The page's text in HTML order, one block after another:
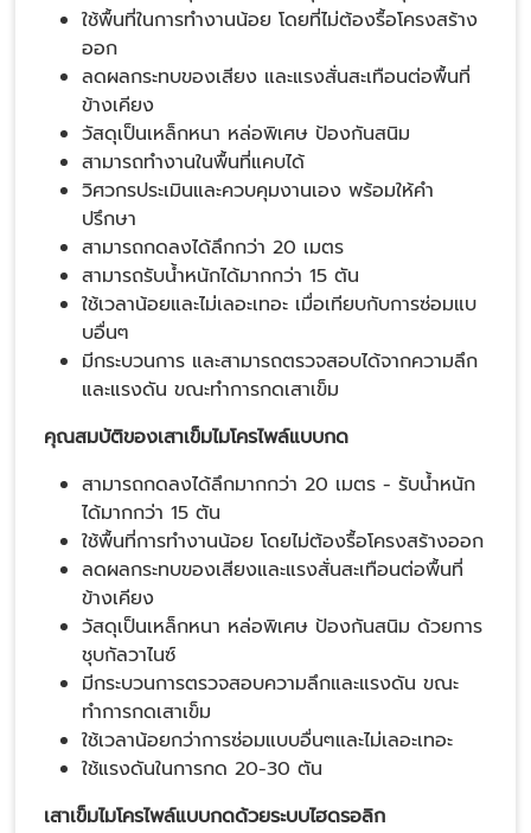
ใช้พื้นที่ในการทำงานน้อย โดยที่ไม่ต้องรื้อโครงสร้าง
ออก
ลดผลกระทบของเสียง และแรงสั่นสะเทือนต่อพื้นที่
ข้างเคียง
วัสดุเป็นเหล็กหนา หล่อพิเศษ ป้องกันสนิม
สามารถทำงานในพื้นที่แคบได้
วิศวกรประเมินและควบคุมงานเอง พร้อมให้คำ
ปรึกษา
สามารถกดลงได้ลึกกว่า 20 เมตร
สามารถรับน้ำหนักได้มากกว่า 15 ตัน
ใช้เวลาน้อยและไม่เลอะเทอะ เมื่อเทียบกับการซ่อมแบ
บอื่นๆ
มีกระบวนการ และสามารถตรวจสอบได้จากความลึก
และแรงดัน ขณะทำการกดเสาเข็ม
คุณสมบัติของเสาเข็มไมโครไพล์แบบกด
สามารถกดลงได้ลึกมากกว่า 20 เมตร - รับน้ำหนัก
ได้มากกว่า 15 ตัน
ใช้พื้นที่การทำงานน้อย โดยไม่ต้องรื้อโครงสร้างออก
ลดผลกระทบของเสียงและแรงสั่นสะเทือนต่อพื้นที่
ข้างเคียง
วัสดุเป็นเหล็กหนา หล่อพิเศษ ป้องกันสนิม ด้วยการ
ชุบกัลวาไนซ์
มีกระบวนการตรวจสอบความลึกและแรงดัน ขณะ
ทำการกดเสาเข็ม
ใช้เวลาน้อยกว่าการซ่อมแบบอื่นๆและไม่เลอะเทอะ
ใช้แรงดันในการกด 20-30 ตัน
เสาเข็มไมโครไพล์แบบกดด้วยระบบไฮดรอลิก